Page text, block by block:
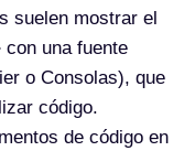
suelen mostrar el
con una fuente
o Consolas), que
código.
de código en